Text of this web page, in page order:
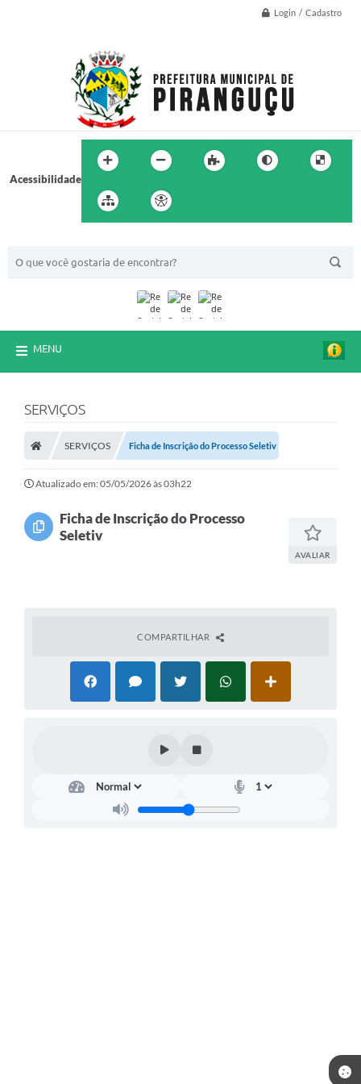
Login / Cadastro
Acessibilidade
MENU
SERVIÇOS
SERVIÇOS Ficha de Inscrição do Processo Seletiv
Atualizado em: 05/05/2026 às 03h22
Ficha de Inscrição do Processo
Seletiv
AVALIAR
COMPARTILHAR